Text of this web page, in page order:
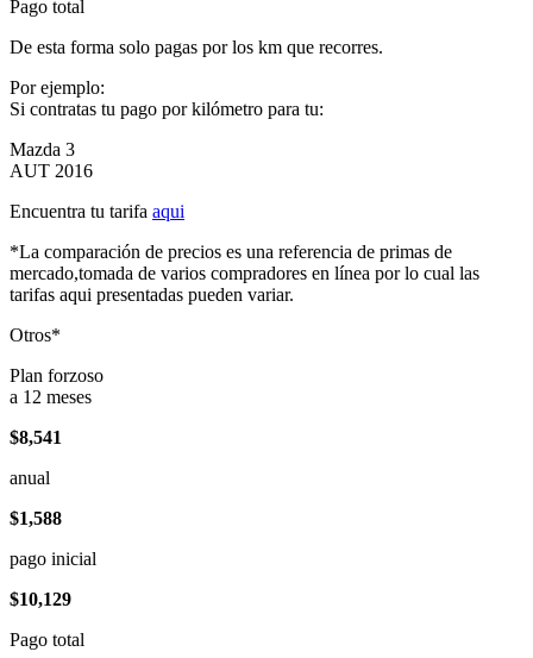
Pago total
De esta forma solo pagas por los km que recorres.
Por ejemplo:
Si contratas tu pago por kilómetro para tu:
Mazda 3
AUT 2016
Encuentra tu tarifa aqui
*La comparación de precios es una referencia de primas de
mercado,tomada de varios compradores en línea por lo cual las
tarifas aqui presentadas pueden variar.
Otros*
Plan forzoso
a 12 meses
$8,541
anual
$1,588
pago inicial
$10,129
Pago total